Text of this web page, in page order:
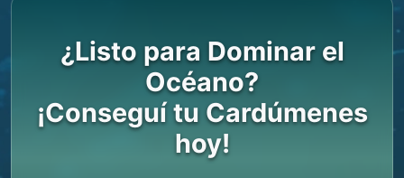
¿Listo para Dominar el
Océano?
¡Conseguí tu Cardúmenes
hoy!